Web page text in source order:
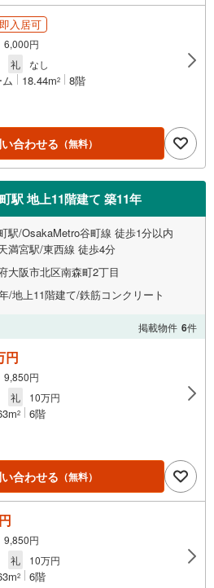
即入居可
6,000円
礼 なし
18.44m2 8階
合わせる （無料）
駅 地上11階建て 築11年
駅/OsakaMetro谷町線 徒歩1分以内
満宮駅/東西線 徒歩4分
大阪市北区南森町2丁目
/地上11階建て/鉄筋コンクリート
掲載物件 6件
円
9,850円
礼 10万円
2 6階
合わせる （無料）
9,850円
礼 10万円
2 6階